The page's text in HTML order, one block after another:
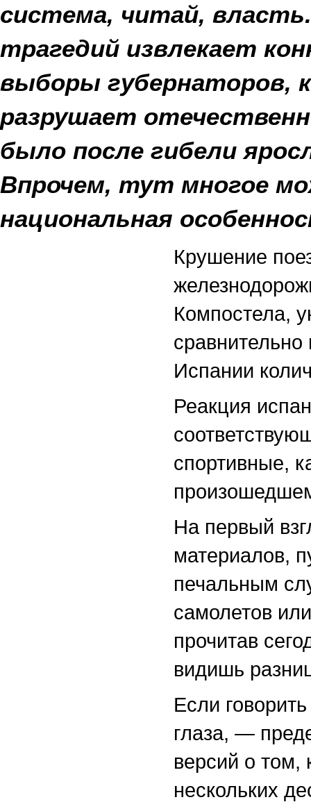
система, читай,
трагедий извлекает
выборы губернаторов,
разрушает
было после гибели
Впрочем, тут многое
национальная
Крушение
Компостела,
Испании
Реакция
спортивные,
На первый
материалов,
печальным
самолетов
прочитав
видишь
Если
глаза, —
версий о том,
нескольких